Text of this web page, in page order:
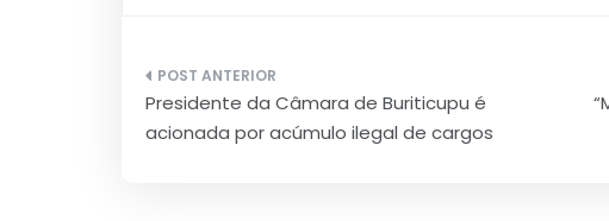
Navegação
de
Presidente da Câmara de Buriticupu é
acionada por acúmulo ilegal de cargos